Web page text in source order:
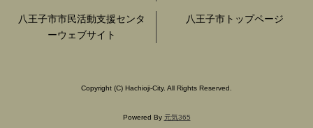
八王子市市民活動支援センタ
ーウェブサイト
八王子市トップページ
Copyright (C) Hachioji-City. All Rights Reserved.
Powered By 元気365